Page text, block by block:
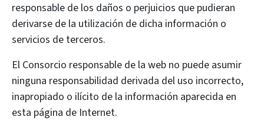
responsable de los daños o perjuicios que pudieran
derivarse de la utilización de dicha información o
servicios de terceros.
El Consorcio responsable de la web no puede asumir
ninguna responsabilidad derivada del uso incorrecto,
inapropiado o ilícito de la información aparecida en
esta página de Internet.